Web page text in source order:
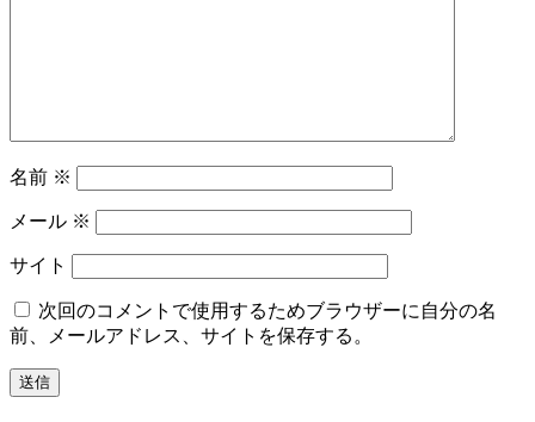
名前 ※
メール ※
サイト
次回のコメントで使用するためブラウザーに自分の名
前、メールアドレス、サイトを保存する。